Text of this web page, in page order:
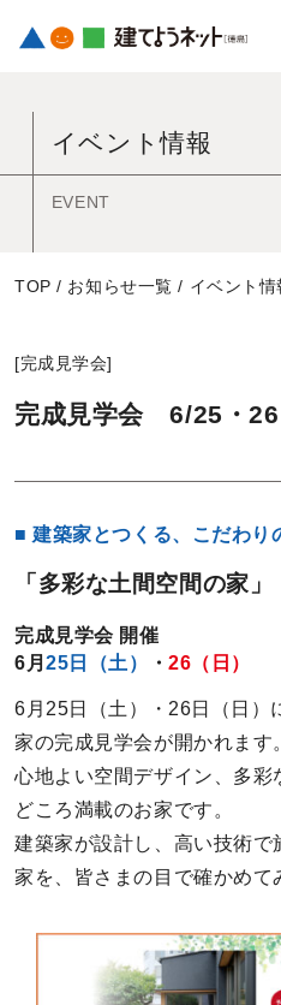
ン
キ
す
る
イベント情報
EVENT
TOP / お知らせ一覧 / イベント情
[完成見学会]
完成見学会 6/25・26
■ 建築家とつくる、こだわり
「多彩な土間空間の家」
完成見学会 開催
6月25日（土） ・26（日）
6月25日（土）・26日（日）
家の完成見学会が開かれます
心地よい空間デザイン、多
どころ満載のお家です。
建築家が設計し、高い技術
家を、皆さまの目で確かめて